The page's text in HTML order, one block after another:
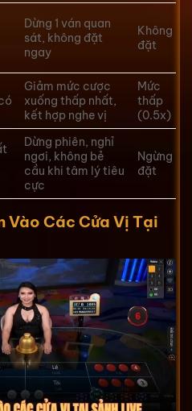
Dừng 1 ván quan
sát, không đặt
ngay
Không
đặt
Giảm mức cược
xuống thấp nhất,
kết hợp nghe vị
Mức
thấp
(0.5x)
Dừng phiên, nghỉ
ngơi, không bẻ
cầu khi tâm lý tiêu
cực
Ngừng
đặt
Vào Các Cửa Vị Tại